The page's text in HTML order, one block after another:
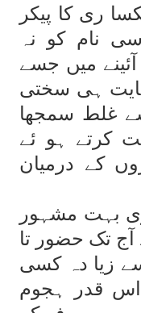
ری کا پیکر
نام کو نہ
میں جسے
ہی سختی
غلط سمجھا
کرتے ہو ئے
کے درمیان
بہت مشہور
آج تک حضور تا
زیا دہ کسی
اس قدر ہجوم